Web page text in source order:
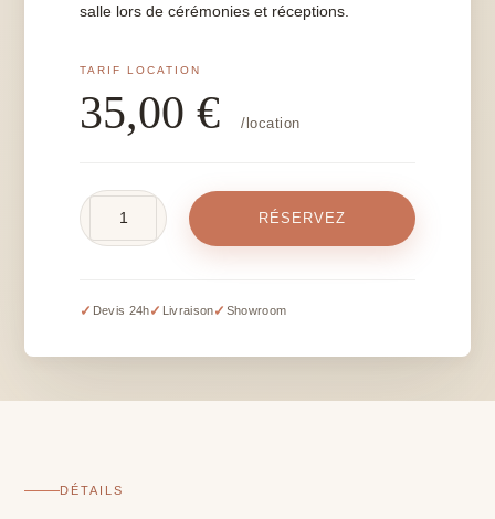
salle lors de cérémonies et réceptions.
35,00€ /location
artificielle
rouge
H
RÉSERVEZ
✓ Devis 24h✓ Livraison✓ Showroom
DÉTAILS